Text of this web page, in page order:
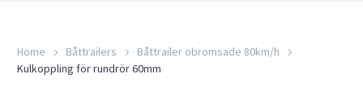
Home Båttrailers
Båttrailer obromsade 80km/h
Kulkoppling för rundrör 60mm